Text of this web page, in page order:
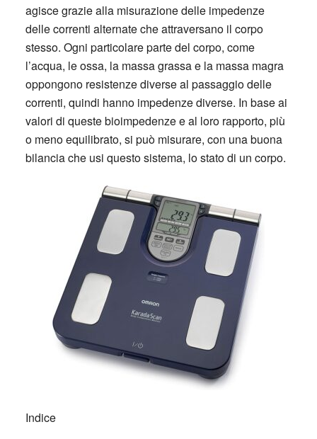
agisce grazie alla misurazione delle impedenze
delle correnti alternate che attraversano il corpo
stesso. Ogni particolare parte del corpo, come
l’acqua, le ossa, la massa grassa e la massa magra
oppongono resistenze diverse al passaggio delle
correnti, quindi hanno impedenze diverse. In base ai
valori di queste bioimpedenze e al loro rapporto, più
o meno equilibrato, si può misurare, con una buona
bilancia che usi questo sistema, lo stato di un corpo.
Indice